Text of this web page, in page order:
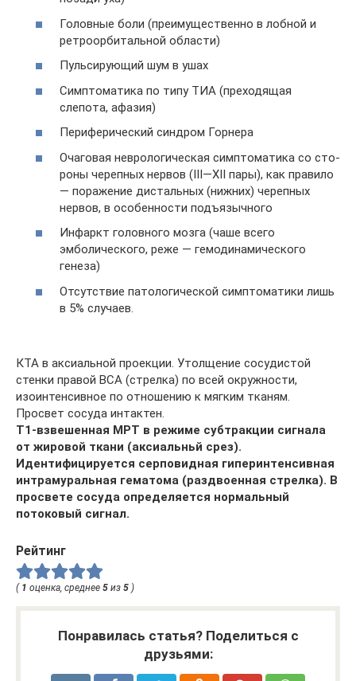
Головные боли (преимущественно в лобной и
ретроорбитальной области)
Пульсирующий шум в ушах
Симптоматика по типу ТИА (преходящая
слепота, афазия)
Перифериче­ский синдром Горнера
Очаговая неврологическая симптоматика со сто­
роны черепных нервов (III—ХII пары), как правило
— поражение дисталь­ных (нижних) черепных
нервов, в особенности подъязычного
Инфаркт головного мозга (чаше всего
эмболического, реже — гемодинамического
генеза)
Отсутствие патологической симптоматики лишь
в 5% случаев.
КТА в аксиальной проекции. Утолщение сосудистой
стенки правой ВСА (стрелка) по всей окружности,
изоинтенсивное по отношению к мягким тканям.
Просвет сосуда интактен.
Т1-взвешенная МРТ в режиме субтракции сигнала
от жировой ткани (аксиальньй срез).
Идентифицируется серповидная гиперинтенсивная
интрамуральная гематома (раздвоенная стрелка). В
просвете сосуда определяется нормальный
потоковый сигнал.
Рейтинг
( 1 оценка, среднее 5 из 5 )
Понравилась статья? Поделиться с
друзьями: